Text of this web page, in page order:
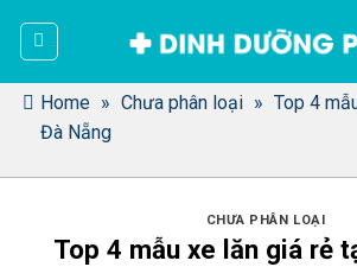
dung Home » Chưa phân loại » Top 4
Đà Nẵng
CHƯA PHÂN LOẠI
Top 4 mẫu xe lăn giá rẻ